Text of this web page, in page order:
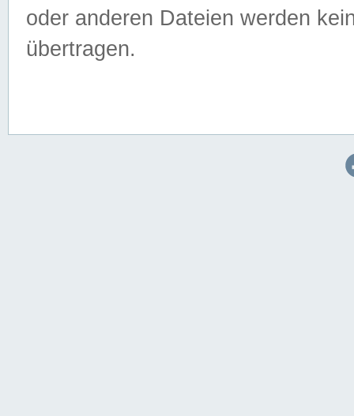
oder anderen Dateien werden
übertragen.